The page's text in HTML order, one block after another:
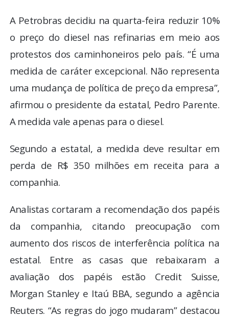
A Petrobras decidiu na quarta-feira reduzir 10%
o preço do diesel nas refinarias em meio aos
protestos dos caminhoneiros pelo país. “É uma
medida de caráter excepcional. Não representa
uma mudança de política de preço da empresa”,
afirmou o presidente da estatal, Pedro Parente.
A medida vale apenas para o diesel.
Segundo a estatal, a medida deve resultar em
perda de R$ 350 milhões em receita para a
companhia.
Analistas cortaram a recomendação dos papéis
da companhia, citando preocupação com
aumento dos riscos de interferência política na
estatal. Entre as casas que rebaixaram a
avaliação dos papéis estão Credit Suisse,
Morgan Stanley e Itaú BBA, segundo a agência
Reuters. “As regras do jogo mudaram” destacou